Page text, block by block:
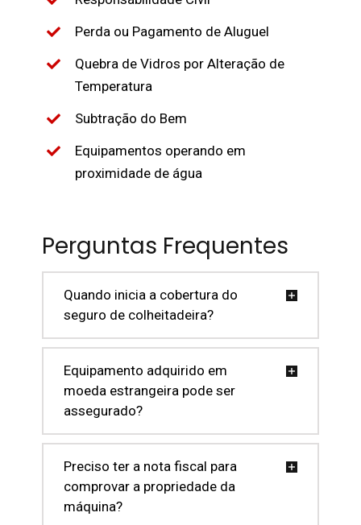
Perda ou Pagamento de Aluguel
Quebra de Vidros por Alteração de
Temperatura
Subtração do Bem
Equipamentos operando em
proximidade de água
Perguntas Frequentes
Quando inicia a cobertura do
seguro de colheitadeira?
Equipamento adquirido em
moeda estrangeira pode ser
assegurado?
Preciso ter a nota fiscal para
comprovar a propriedade da
máquina?